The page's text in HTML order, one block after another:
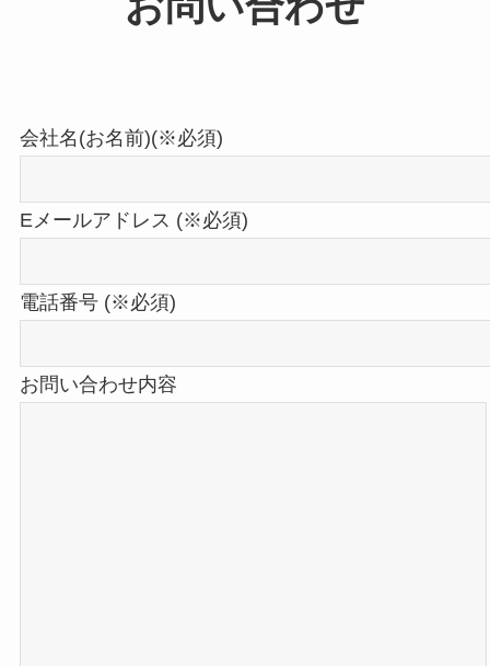
会社名(お名前)(※必須)
Eメールアドレス (※必須)
電話番号 (※必須)
お問い合わせ内容